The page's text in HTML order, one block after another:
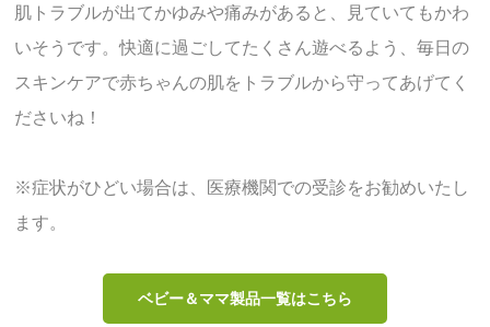
肌トラブルが出てかゆみや痛みがあると、見ていてもかわ
いそうです。快適に過ごしてたくさん遊べるよう、毎日の
スキンケアで赤ちゃんの肌をトラブルから守ってあげてく
ださいね！
※症状がひどい場合は、医療機関での受診をお勧めいたし
ます。
ベビー＆ママ製品一覧はこちら